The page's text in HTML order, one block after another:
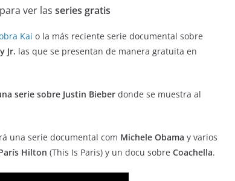
ver las series gratis
Kai o la más reciente serie documental sobre
Jr. las que se presentan de manera gratuita en
serie sobre Justin Bieber donde se muestra al
una serie documental com Michele Obama y varios
Hilton (This Is Paris) y un docu sobre Coachella.